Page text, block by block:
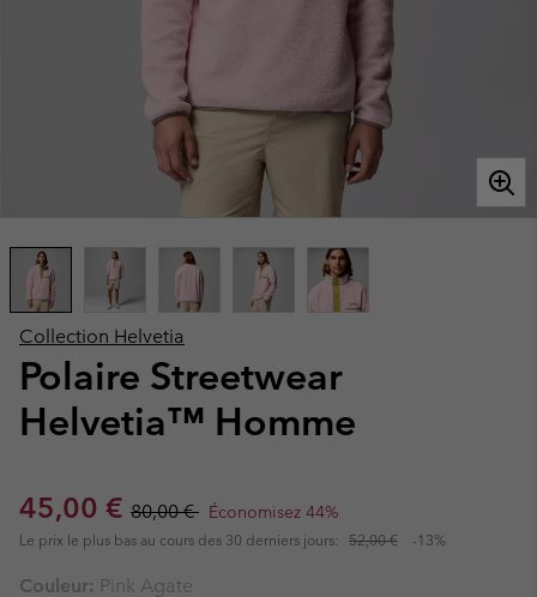
Collection Helvetia
Polaire Streetwear
Helvetia™ Homme
Sale price:
45,00 € Regular price:
80,00 € Économisez 44%
Le prix le plus bas au cours des 30 derniers jours: 52,00 € -13%
Couleur: Pink Agate